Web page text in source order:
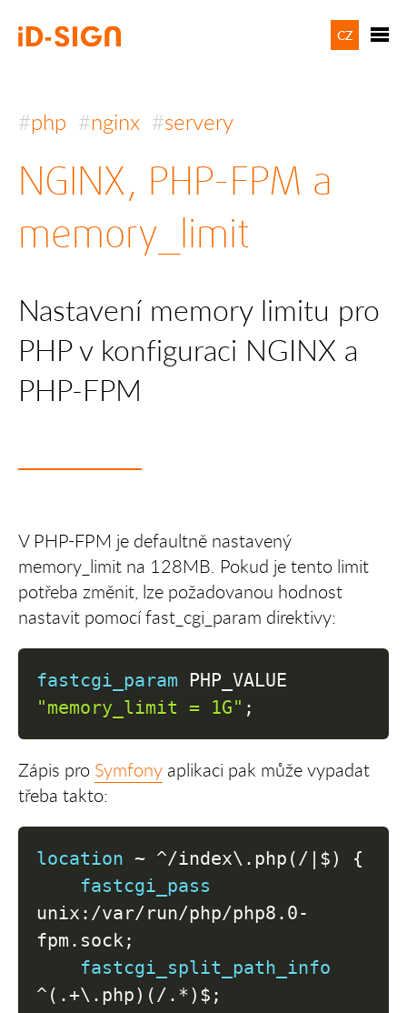
CZ
php nginx servery
NGINX, PHP-FPM a
memory_limit
Nastavení memory limitu pro
PHP v konfiguraci NGINX a
PHP-FPM
V PHP-FPM je defaultně nastavený
memory_limit na 128MB. Pokud je tento limit
potřeba změnit, lze požadovanou hodnost
nastavit pomocí fast_cgi_param direktivy:
fastcgi_param
"memory_limit = 1G" ;
Zápis pro Symfonyaplikaci pak může vypadat
třeba takto:
location ~ ^/index\.php(/|$)
{
fastcgi_pass
unix:/var/run/php/php8.0-
fpm.sock;
fastcgi_split_path_info
^(.+\.php)(/.*)$ ;